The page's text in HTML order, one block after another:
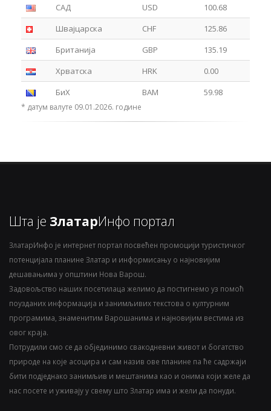
САД
USD
100.68
Швајцарска
CHF
125.86
Британија
GBP
135.19
Хрватска
HRK
0.00
БиХ
BAM 59.98
* датум валуте 09.01.2026. године
Шта је ЗлатарИнфо портал
ЗлатарИнфо је интернет портал посвећен промоцији туристичког
потенцијала планине Златар и информисању о најновијим
дешавањима у општини Нова Варош.
Задовољство наших посетилаца желимо да постигнемо уз помоћ
поузданих информација и занимљивих текстова о културним
програмима, знаменитим Варошанима и најновијим вестима из
овог краја.
Потрудили смо се да објединимо свакодневни живот и богатство
природе на које асоцира и сам назив ове планине па ће садржаји
бити подједнако занимљив и мештанима као и онима који желе да
нас посете и уживају у свему што Златар има и жели да понуди.